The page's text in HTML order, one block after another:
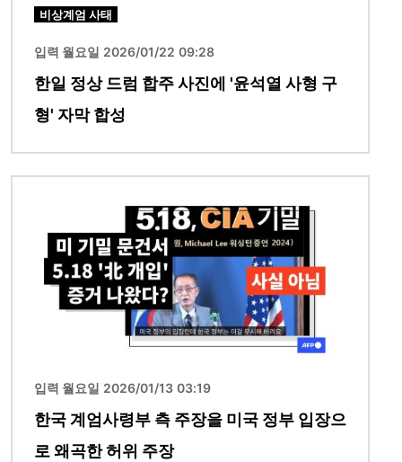
비상계엄 사태
입력 월요일 2026/01/22 09:28
한일 정상 드럼 합주 사진에 '윤석열 사형 구
형' 자막 합성
입력 월요일 2026/01/13 03:19
한국 계엄사령부 측 주장을 미국 정부 입장으
로 왜곡한 허위 주장